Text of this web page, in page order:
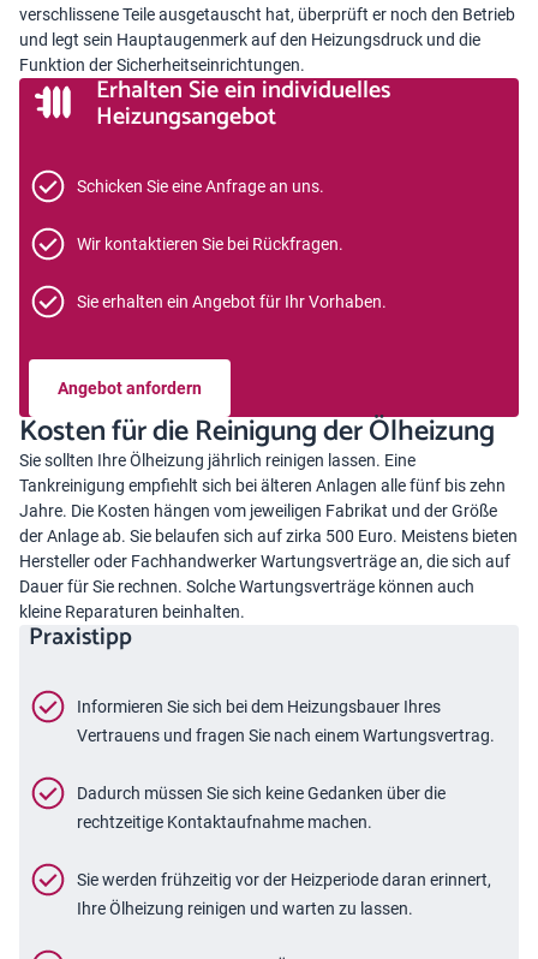
verschlissene Teile ausgetauscht hat, überprüft er noch den Betrieb
und legt sein Hauptaugenmerk auf den Heizungsdruck und die
Funktion der Sicherheitseinrichtungen.
Erhalten Sie ein individuelles
Heizungsangebot
Schicken Sie eine Anfrage an uns.
Wir kontaktieren Sie bei Rückfragen.
Sie erhalten ein Angebot für Ihr Vorhaben.
Angebot anfordern
Kosten für die Reinigung der Ölheizung
Sie sollten Ihre Ölheizung jährlich reinigen lassen. Eine
Tankreinigung empfiehlt sich bei älteren Anlagen alle fünf bis zehn
Jahre. Die Kosten hängen vom jeweiligen Fabrikat und der Größe
der Anlage ab. Sie belaufen sich auf zirka 500 Euro. Meistens bieten
Hersteller oder FachhandwerkerWartungsverträgean, die sich auf
Dauer für Sie rechnen. Solche Wartungsverträge können auch
kleine Reparaturen beinhalten.
Praxistipp
Informieren Sie sich bei dem Heizungsbauer Ihres
Vertrauens und fragen Sie nach einem Wartungsvertrag.
Dadurch müssen Sie sich keine Gedanken über die
rechtzeitige Kontaktaufnahme machen.
Sie werden frühzeitig vor der Heizperiode daran erinnert,
Ihre Ölheizung reinigen und warten zu lassen.